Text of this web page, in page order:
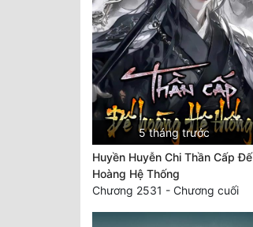
5 tháng trước
Huyền Huyễn Chi Thần Cấp Đế
Hoàng Hệ Thống
Chương 2531 - Chương cuối